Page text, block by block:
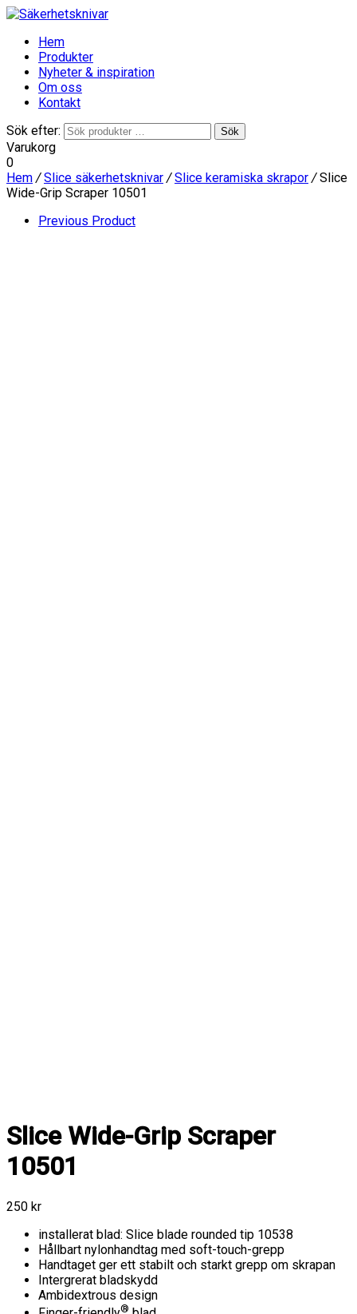
Hem
Produkter
Nyheter & inspiration
Om oss
Kontakt
Sök efter:
Sök
Varukorg
0
Hem / Slice säkerhetsknivar / Slice keramiska skrapor /Slice
Wide-Grip Scraper 10501
Previous Product
Slice Wide-Grip Scraper
10501
250 kr
installerat blad: Slice blade rounded tip 10538
Hållbart nylonhandtag med soft-touch-grepp
Handtaget ger ett stabilt och starkt grepp om skrapan
Intergrerat bladskydd
Ambidextrous design
®